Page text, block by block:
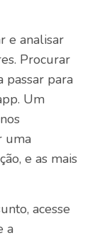
e analisar
Procurar
passar para
Um
uma
e as mais
acesse
a